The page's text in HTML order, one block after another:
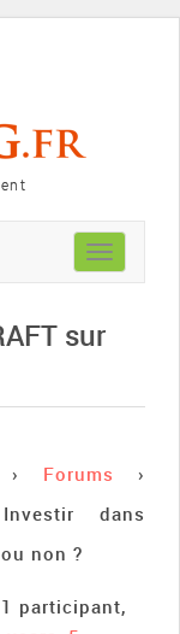
Toggle
navigation
sur
› Forums
›
Investir dans
non ?
participant,